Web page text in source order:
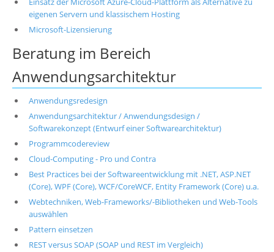
eigenen Servern und klassischem Hosting
Microsoft-Lizensierung
Beratung im Bereich
Anwendungsarchitektur
Anwendungsredesign
Anwendungsarchitektur / Anwendungsdesign /
Softwarekonzept (Entwurf einer Softwarearchitektur)
Programmcodereview
Cloud-Computing - Pro und Contra
Best Practices bei der Softwareentwicklung mit .NET, ASP.NET
(Core), WPF (Core), WCF/CoreWCF, Entity Framework (Core) u.a.
Webtechniken, Web-Frameworks/-Bibliotheken und Web-Tools
auswählen
Pattern einsetzen
REST versus SOAP (SOAP und REST im Vergleich)